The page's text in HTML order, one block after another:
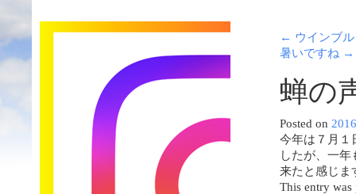
← ウインブ
暑いですね →
蝉の
Posted on
今年は７月１
したが、一
来たと感じま
This entry